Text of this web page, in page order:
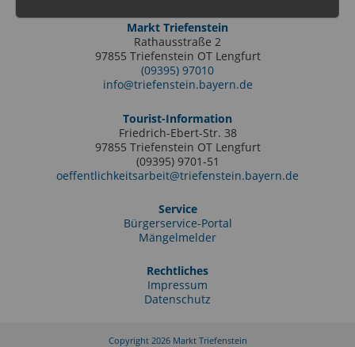
Markt Triefenstein
Rathausstraße 2
97855 Triefenstein OT Lengfurt
(09395) 97010
info@triefenstein.bayern.de
Tourist-Information
Friedrich-Ebert-Str. 38
97855 Triefenstein OT Lengfurt
(09395) 9701-51
oeffentlichkeitsarbeit@triefenstein.bayern.de
Service
Bürgerservice-Portal
Mängelmelder
Rechtliches
Impressum
Datenschutz
Copyright 2026 Markt Triefenstein